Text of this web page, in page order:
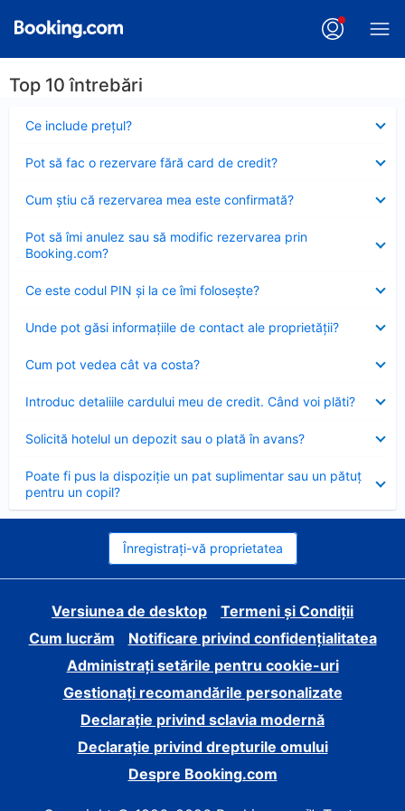
Top 10 întrebări
Ce include preţul?
închis
Pot să fac o rezervare fără card de credit?
închis
Cum ştiu că rezervarea mea este confirmată?
închis
Pot să îmi anulez sau să modific rezervarea prin
Booking.com?
închis
Ce este codul PIN şi la ce îmi foloseşte?
închis
Unde pot găsi informațiile de contact ale proprietății?
închis
Cum pot vedea cât va costa?
închis
Introduc detaliile cardului meu de credit. Când voi plăti?
închis
Solicită hotelul un depozit sau o plată în avans?
închis
Poate fi pus la dispoziție un pat suplimentar sau un pătuț
pentru un copil?
închis
Înregistrați-vă proprietatea
Versiunea de desktop
Termeni și Condiții
Cum lucrăm
Notificare privind confidențialitatea
Administrați setările pentru cookie-uri
Gestionați recomandările personalizate
Declarație privind sclavia modernă
Declarație privind drepturile omului
Despre Booking.com